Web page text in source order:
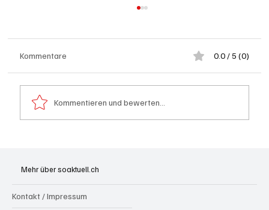
Kommentare 0.0 / 5 (0)
Kommentieren und bewerten...
Mehr über soaktuell.ch
Kontakt / Impressum